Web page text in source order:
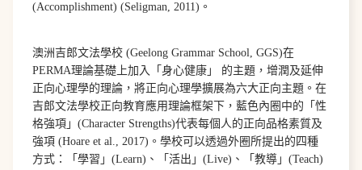
(Accomplishment) (Seligman, 2011)。
澳洲吉郎文法學校 (Geelong Grammar School, GGS)在
PERMA理論基礎上加入「身心健康」 的主題，增潤及延伸
正向心理學的理論，將正向心理學擴展為六大正向主題。在
吉郎文法學校正向教育應用理論框架下，藍色內圈中的「性
格強項」(Character Strengths)代表每個人的正向品格素質及
強項 (Hoare et al., 2017)。學校可以透過外圈所提出的四種
方式：「學習」(Learn)、「活出」(Live)、「教導」(Teach)